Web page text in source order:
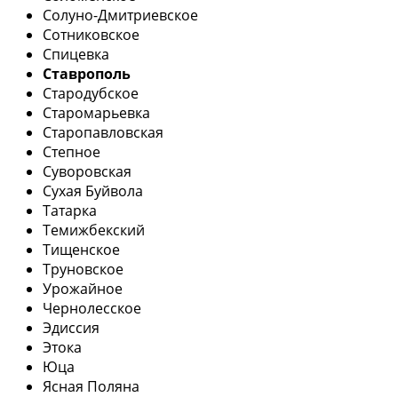
Солуно-Дмитриевское
Сотниковское
Спицевка
Ставрополь
Стародубское
Старомарьевка
Старопавловская
Степное
Суворовская
Сухая Буйвола
Татарка
Темижбекский
Тищенское
Труновское
Урожайное
Чернолесское
Эдиссия
Этока
Юца
Ясная Поляна